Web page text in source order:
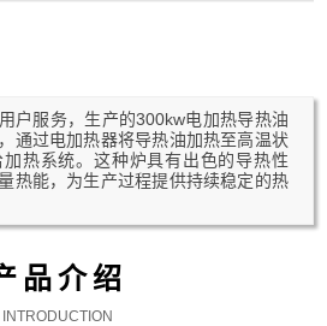
户服务，生产的300kw电加热导热油
通过电加热器将导热油加热至高温状
热系统。这种炉具有出色的导热性
热能，为生产过程提供持续稳定的热
品介绍
INTRODUCTION